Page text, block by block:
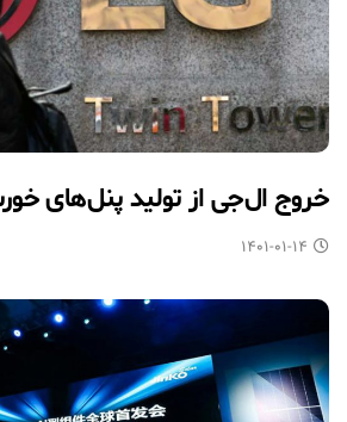
خروج ال‌جی از تولید پنل‌های
۱۴۰۱-۰۱-۱۴